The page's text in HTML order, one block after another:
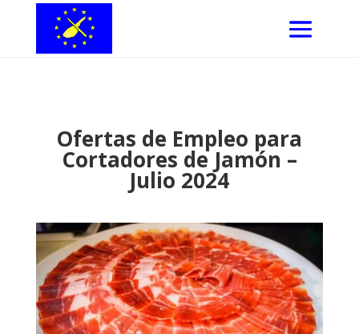
Ofertas de Empleo para
Cortadores de Jamón –
Julio 2024